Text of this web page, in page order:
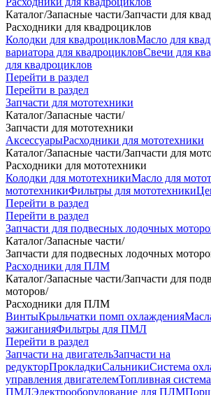
Каталог/Запасные части/Запчасти для
Расходники для квадроциклов
Колодки для квадроцикловМасло для
вариатора для квадроцикловСвечи для
для квадроциклов
Перейти в раздел
Перейти в раздел
Запчасти для мототехники
Каталог/Запасные части/
Запчасти для мототехники
АксессуарыРасходники для мототехники
Каталог/Запасные части/Запчасти для
Расходники для мототехники
Колодки для мототехникиМасло для
мототехникиФильтры для мототехники
Перейти в раздел
Перейти в раздел
Запчасти для подвесных лодочных
Каталог/Запасные части/
Запчасти для подвесных лодочных
Расходники для ПЛМ
Каталог/Запасные части/Запчасти для
моторов/
Расходники для ПЛМ
ВинтыКрыльчатки помп охлаждения
зажиганияФильтры для ПМЛ
Перейти в раздел
Запчасти на двигательЗапчасти на
редукторПрокладкиСальникиСистема
управления двигателемТопливная система
ПМЛЭлектрооборудование для ПЛМ